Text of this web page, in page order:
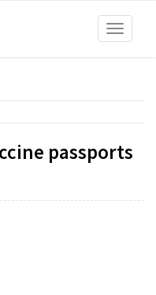
Toggle
passports